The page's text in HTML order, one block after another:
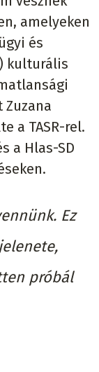
amelyeken
és
kulturális
a TASR-rel.
a Hlas-SD
Ez
próbál